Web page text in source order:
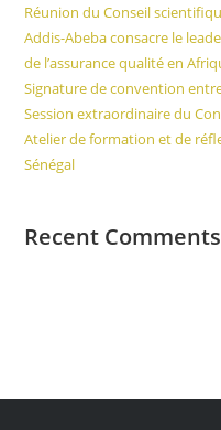
Réunion du Conseil
Addis-Abeba consacre le
de l’assurance qualité en
Signature de convention entre
Session extraordinaire du
Atelier de formation et de
Sénégal
Recent Comments